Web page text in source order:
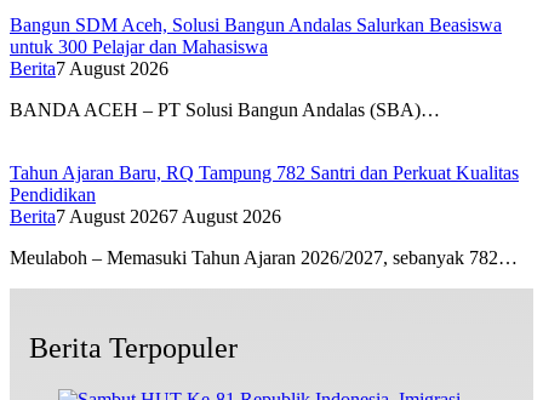
Bangun SDM Aceh, Solusi Bangun Andalas Salurkan Beasiswa
untuk 300 Pelajar dan Mahasiswa
Berita7 August 2026
BANDA ACEH – PT Solusi Bangun Andalas (SBA)…
Tahun Ajaran Baru, RQ Tampung 782 Santri dan Perkuat Kualitas
Pendidikan
Berita7 August 20267 August 2026
Meulaboh – Memasuki Tahun Ajaran 2026/2027, sebanyak 782…
Berita Terpopuler